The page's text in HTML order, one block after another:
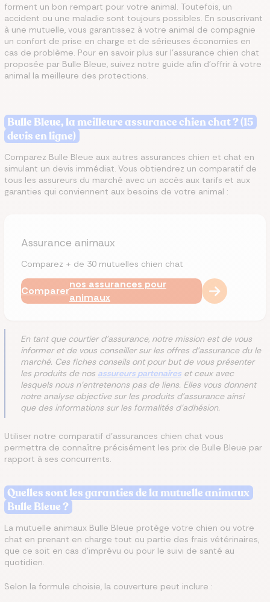
forment un bon rempart pour votre animal. Toutefois, un
accident ou une maladie sont toujours possibles. En souscrivant
à une mutuelle, vous garantissez à votre animal de compagnie
un confort de prise en charge et de sérieuses économies en
cas de problème. Pour en savoir plus sur l'assurance chien chat
proposée par Bulle Bleue, suivez notre guide afin d'offrir à votre
animal la meilleure des protections.
Bulle Bleue, la meilleure assurance chien chat ? (15
devis en ligne)
Comparez Bulle Bleue aux autres assurances chien et chat en
simulant un devis immédiat. Vous obtiendrez un comparatif de
tous les assureurs du marché avec un accès aux tarifs et aux
garanties qui conviennent aux besoins de votre animal :
Assurance animaux
Comparez + de 30 mutuelles chien chat
Comparer
nos assurances pour
animaux
En tant que courtier d'assurance, notre mission est de vous
informer et de vous conseiller sur les offres d'assurance du le
marché. Ces fiches conseils ont pour but de vous présenter
les produits de nos assureurs partenaires et ceux avec
lesquels nous n'entretenons pas de liens. Elles vous donnent
notre analyse objective sur les produits d'assurance ainsi
que des informations sur les formalités d'adhésion.
Utiliser notre comparatif d’assurances chien chat vous
permettra de connaître précisément les prix de Bulle Bleue par
rapport à ses concurrents.
Quelles sont les garanties de la mutuelle animaux
Bulle Bleue ?
La mutuelle animaux Bulle Bleue protège votre chien ou votre
chat en prenant en charge tout ou partie des frais vétérinaires,
que ce soit en cas d’imprévu ou pour le suivi de santé au
quotidien.
Selon la formule choisie, la couverture peut inclure :